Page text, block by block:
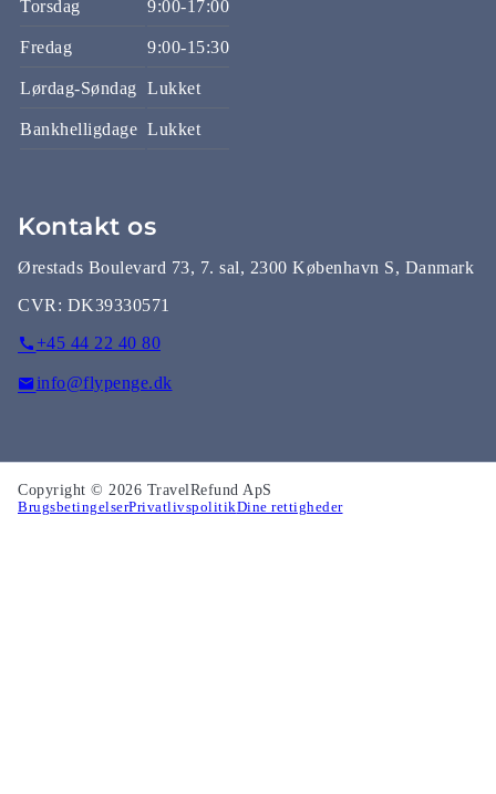
Torsdag 9:00-17:00
Fredag 9:00-15:30
Lørdag-Søndag Lukket
Bankhelligdage Lukket
Kontakt os
Ørestads Boulevard 73, 7. sal, 2300 København S, Danmark
CVR: DK39330571
+45 44 22 40 80
info@flypenge.dk
Copyright © 2026 TravelRefund ApS
BrugsbetingelserPrivatlivspolitikDine rettigheder